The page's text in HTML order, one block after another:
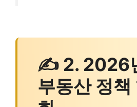
✍ 2. 2026
부동산 정책